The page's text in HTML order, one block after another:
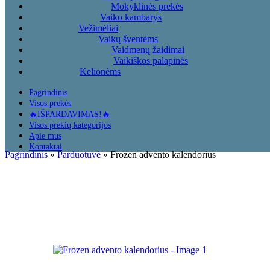
Mokyklinės prekės
Vaiko kambarys
Vežimėliai
Vaikų šventėms
Vaidmenų žaidimai
Vaikiškos palapinės
Kelionėms
Pagrindinis
Visos prekės
🔥IŠPARDAVIMAS!🔥
Visos prekių kategorijos
Apie mus
Kontaktai
Pagrindinis»Parduotuvė»Frozen advento kalendorius